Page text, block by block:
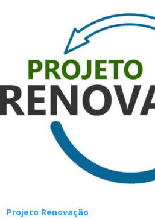
Projeto Renovação